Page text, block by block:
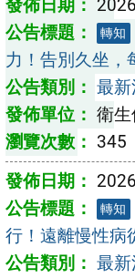
轉知
力！告別久坐，
最
衛生
345
轉知
行！遠離慢性病
最新